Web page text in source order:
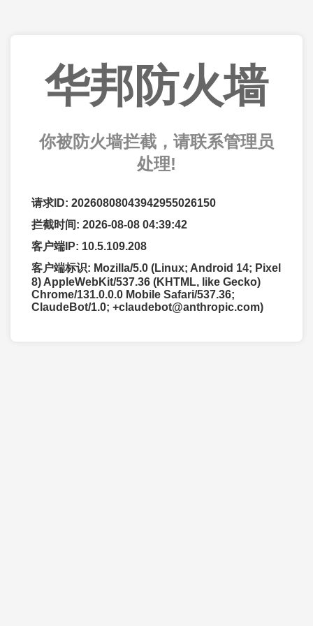
华邦防火墙
你被防火墙拦截，请联系管理员
处理!
请求ID: 20260808043942955026150
拦截时间: 2026-08-08 04:39:42
客户端IP: 10.5.109.208
客户端标识: Mozilla/5.0 (Linux; Android 14; Pixel
8) AppleWebKit/537.36 (KHTML, like Gecko)
Chrome/131.0.0.0 Mobile Safari/537.36;
ClaudeBot/1.0; +claudebot@anthropic.com)